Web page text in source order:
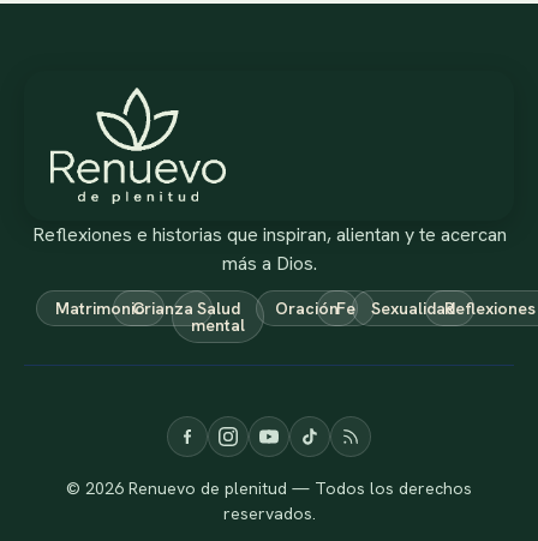
Reflexiones e historias que inspiran, alientan y te acercan
más a Dios.
MatrimonioCrianza Salud
mental
OraciónFe SexualidadReflexiones
© 2026 Renuevo de plenitud — Todos los derechos
reservados.